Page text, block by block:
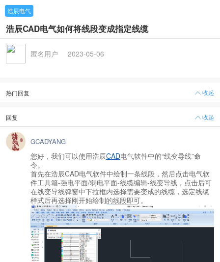
浩辰电气
浩辰CAD电气如何将线段变成指定线缆
匿名用户 2023-05-06
热门回复 收起
回复 收起
GCADYANG
您好，我们可以使用浩辰CAD电气软件中的“线变导线”命
令。
首先在浩辰CAD电气软件中绘制一条线段，然后点击电气软
件工具箱-强电平面/弱电平面-线缆编辑-线变导线，点击后可
在线变导线弹窗中下拉框内选择需要变成的线缆，选定线缆
样式后再选择刚开始绘制的线段即可。